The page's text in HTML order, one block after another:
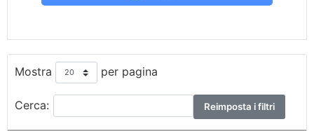
Mostra per pagina
Cerca: Reimposta i filtri